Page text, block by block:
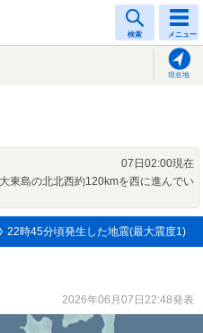
検索 メニュー
現在地
07日02:00現在
東島の北北西約120kmを西に進んでい
22時45分頃発生した地震(最大震度1)
2026年06月07日22:48発表